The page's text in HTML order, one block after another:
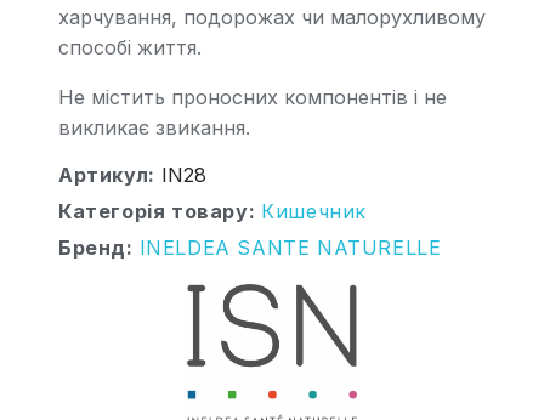
харчування, подорожах чи малорухливому
способі життя.
Не містить проносних компонентів і не
викликає звикання.
Артикул
IN28
Категорія товару Кишечник
Бренд
INELDEA SANTE NATURELLE